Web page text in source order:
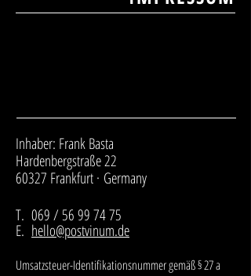
Inhaber: Frank Basta
Hardenbergstraße 22
60327 Frankfurt · Germany
T. 069 / 56 99 74 75
E. hello@postvinum.de
Umsatzsteuer-Identifikationsnummer gemäß § 27 a